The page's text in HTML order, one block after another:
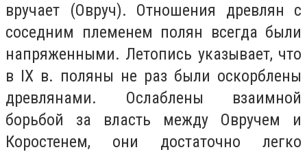
вручает (Овруч). Отношения древлян с
соседним племенем полян всегда были
напряженными. Летопись указывает, что
в IX в. поляны не раз были оскорблены
древлянами. Ослаблены взаимной
борьбой за власть между Овручем и
Коростенем, они достаточно легко